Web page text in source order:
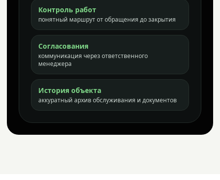
Контроль работ
понятный маршрут от обращения до закрытия
Согласования
коммуникация через ответственного
менеджера
История объекта
аккуратный архив обслуживания и документов